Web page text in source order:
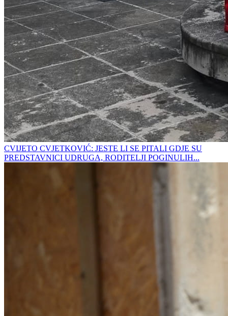
CVIJETO CVJETKOVIĆ: JESTE LI SE PITALI GDJE SU
PREDSTAVNICI UDRUGA, RODITELJI POGINULIH...